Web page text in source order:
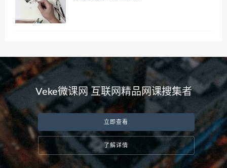
Veke微课网 互联网精品网课搜集者
立即查看
了解详情